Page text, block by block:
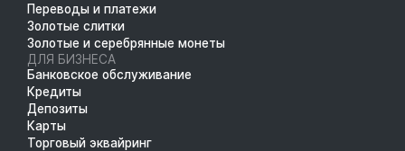
Переводы и платежи
Золотые слитки
Золотые и серебрянные монеты
ДЛЯ БИЗНЕСА
Банковское обслуживание
Кредиты
Депозиты
Карты
Торговый эквайринг